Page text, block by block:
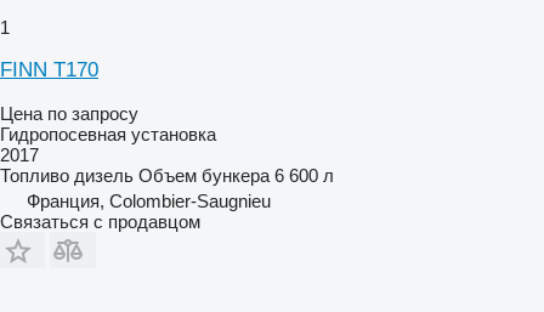
1
FINN T170
Цена по запросу
Гидропосевная установка
2017
Топливо дизель Объем бункера 6 600 л
Франция, Colombier-Saugnieu
Связаться с продавцом